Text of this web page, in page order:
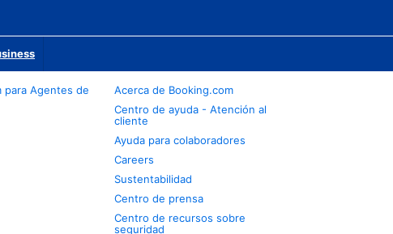
para Agentes de
Acerca de Booking.com
Centro de ayuda - Atención al
cliente
Ayuda para colaboradores
Careers
Sustentabilidad
Centro de prensa
Centro de recursos sobre
seguridad